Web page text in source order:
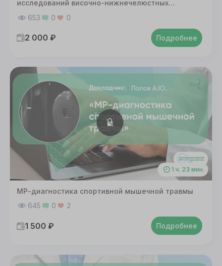
исследований височно-нижнечелюстных
653 0 0
2 000 ₽ Подробнее
1 ч. 23 мин.
МР-диагностика спортивной мышечной травмы
645
0 2
1 500 ₽ Подробнее